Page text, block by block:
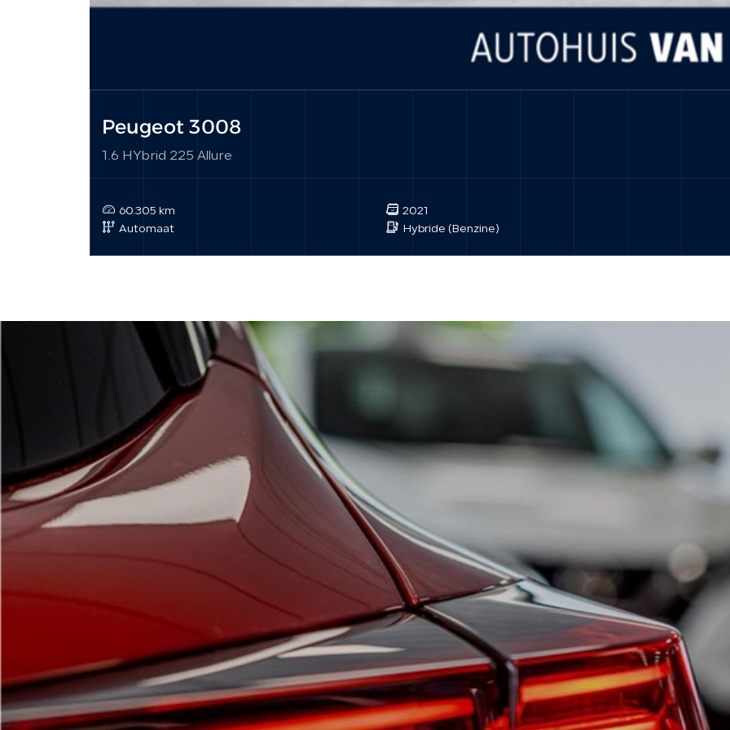
Peugeot 3008
1.6 HYbrid 225 Allure
60.305 km
2021
Automaat
Hybride (Benzine)